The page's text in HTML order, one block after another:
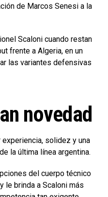
de Marcos Senesi a la
Scaloni cuando restan
frente a Algeria, en un
las variantes defensivas
novedad
solidez y una
la última línea argentina.
del cuerpo técnico
le brinda a Scaloni más